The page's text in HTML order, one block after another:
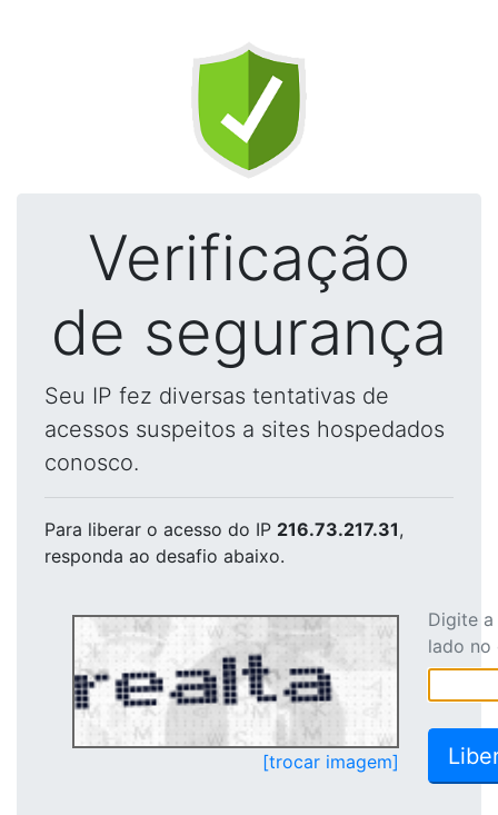
Verificação
de segurança
Seu IP fez diversas tentativas de
acessos suspeitos a sites hospedados
conosco.
Para liberar o acesso do IP 216.73.217.31,
responda ao desafio abaixo.
[trocar imagem]
Digite
lado no